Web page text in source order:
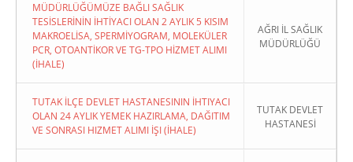
MÜDÜRLÜĞÜMÜZE BAĞLI SAĞLIK
TESİSLERİNİN İHTİYACI OLAN 2 AYLIK 5 KISIM
MAKROELİSA, SPERMİYOGRAM, MOLEKÜLER
PCR, OTOANTİKOR VE TG-TPO HİZMET ALIMI
(İHALE)
AĞRI İL SAĞLIK
MÜDÜRLÜĞÜ
TUTAK İLÇE DEVLET HASTANESININ İHTIYACI
OLAN 24 AYLIK YEMEK HAZIRLAMA, DAĞITIM
VE SONRASI HIZMET ALIMI İŞI (İHALE)
TUTAK DEVLET
HASTANESİ